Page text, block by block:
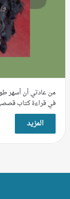
من عادتي أن أسهر
في قراءة كتاب
المزيد